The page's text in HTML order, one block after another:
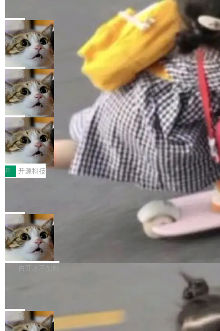
式”为主题，直面AI从实验室走向规模化产业落地
的核心质量命题。会上，《2026智能研发生产力
工具选型手册》发布，Testin云测的Testin XAge
nt智能测试系统入选AI测试领域代表产品。对CI
O而言，这提示了一个转变：AI测试正在从效率
工具升级为企业的质量基础设施。 CIO面对的新
现实 过去两年，CIO们的焦虑清单上多了两项：
一是如何让大模型和智能体应用安全地从PoC走
向生产，二是如何让测试团队跟得上AI应用...
有一种东西，一旦用过就回不去了。Alex Fedos
eev 管它叫"软件设计的基石"。 他说的东西不新
鲜——代数数据类型（ADT），尤其是和类型
（sum type）。但他说清楚了一件事：这不是类
型系统的学术体操，是日常编码的思维方式。 文
章从一个简单的例子切入。一个网站的深色主题
设置，如果用布尔值 + 可空字段来表示——bool
ean 表示是否可切换，nullable 的默认模式、浅
色方案、深色方案——会产生大量无意义的组
合。方案缺了、配置冲突了、全 null 了。要知道
哪些组合有效，作者说，你得靠"文档、校验、或
者部落知识"。 换个写法。Rust 的 enum，两个
变体：Switchable...
局
Cloudflare 开源内部企业 AI 平台 Clou
dflare OS
Cloudflare 发布了一个开源项目 Cloudflare O
S。如果你只看官方博客，你会觉得这是又一
个"AI 知识库 + 聊天机器人"——每个大厂都在
做，没什么新鲜的。 但 Kenton Varda 在 Twitte
r 上把事情说清楚了： 今天我们发布了 Cloudfla
re OS，一个带连接器的聊天机器人，跟其他所
有科技公司做的一样。只不过，实际上它不一
样。这是 Sandstorm.io 的重制版，我十年前的
那个创业公司。不同的是，这次它构建在 Cloudf
lare Workers 上——我花了九年时间搭建的平台
——并且深度集成了 AI。这基本上是我十年秘密
局
Deno 团队开源 Celld，可自托管的分
布式 Durable Objects
Ryan Dahl 领导的 Deno 团队推出了最新开源项
目 Celld，一个能在自己机器上运行 Cloudflare
Workers 和 Durable Objects 的守护进程。 设
计思路很直接：每个对象是一个独立的 SQLite
数据库，按名称寻址，复制到你自己的 S3 兼容
存储库里。节点之间只通过这个存储库协调——
没有控制平面，没有共识协议。每个对象自带一
个小型数据库，应用天然按分片构建，单个数据
库的竞争和爆炸半径问题在设计层面就被消除
了。 闲置的 cell 会休眠到几乎不占资源。当 cel
l 迁移或唤醒时，新宿主从 S3 恢复 SQLite 数据
库继续执行。存储库是持久化的唯一真相...
局
鲁大师7月新机性能/流畅/AI榜：vivo夺
性能、流畅双第一，三星Galaxy Z系列
新折叠缺席
2026年7月的手机市场，由于存储等硬件成本暴
增，手机厂商的日子也不好过啊，新机速度明显
放缓，因此硝烟味淡了许多。新机参数规格除开
Fold8 / Z Flip8）外，其余要么是中低端机器，
例如iQOO Z11i、REDMI Note 17、REDMI No
te 17 Pro、OPPO K15，要么是vivo X300 E这
样的次旗舰。 Galaxy Z Fold8 Ultra / Z Fold8 /
Z Flip8三款折叠屏新机均在7月22日发布，且全
部搭载骁龙8 Elite Gen5 for Galaxy，它们本该
开 开源科技
Zed 编辑器团队发布了新项目——DeltaDB，一
个在 git commit 之间记录每一次编辑操作的版
本控制系统。目前处于 Early Access 阶段。 De
ltaDB 的核心思路直接写在 landing page 最显
眼的位置：「Software is made between com
mits」——软件是在 commit 之间写出来的。git
是把这段空隙补上。 回退到任何一次编辑：Delt
aDB 捕获 commit 之间的每一次操作，...
局
SpaceXAI 单季资本开支达 183 亿美元
根据风险投资人Tomer Tunguz 博客（VC 分
析）披露的最新分析与第二季度业绩报告，Spac
微软同期总资本开支的四成。 与亚马逊、Alpha
bet、微软以及 Meta 等传统科技巨头相比，Spa
白开水不加糖
一个在终端里运行的编程 agent；Muse Spark
1.2，驱动这个 agent 的新模型。一句话概括：
局